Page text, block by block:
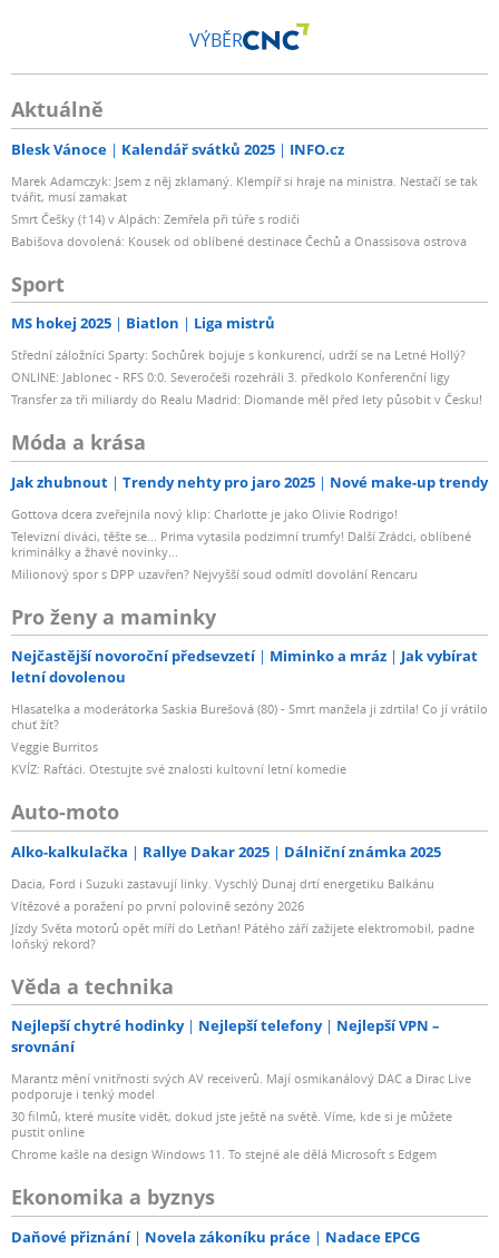
VÝBĚR
Aktuálně
Blesk Vánoce Kalendář svátků 2025 INFO.cz
Marek Adamczyk: Jsem z něj zklamaný. Klempíř si hraje na ministra. Nestačí se tak
tvářit, musí zamakat
Smrt Češky (†14) v Alpách: Zemřela při túře s rodiči
Babišova dovolená: Kousek od oblíbené destinace Čechů a Onassisova ostrova
Sport
MS hokej 2025 Biatlon Liga mistrů
Střední záložníci Sparty: Sochůrek bojuje s konkurencí, udrží se na Letné Hollý?
ONLINE: Jablonec - RFS 0:0. Severočeši rozehráli 3. předkolo Konferenční ligy
Transfer za tři miliardy do Realu Madrid: Diomande měl před lety působit v Česku!
Móda a krása
Jak zhubnout Trendy nehty pro jaro 2025 Nové make-up trendy
Gottova dcera zveřejnila nový klip: Charlotte je jako Olivie Rodrigo!
Televizní diváci, těšte se... Prima vytasila podzimní trumfy! Další Zrádci, oblíbené
kriminálky a žhavé novinky...
Milionový spor s DPP uzavřen? Nejvyšší soud odmítl dovolání Rencaru
Pro ženy a maminky
Nejčastější novoroční předsevzetí Miminko a mráz
Jak vybírat
letní dovolenou
Hlasatelka a moderátorka Saskia Burešová (80) - Smrt manžela ji zdrtila! Co jí vrátilo
chuť žít?
Veggie Burritos
KVÍZ: Rafťáci. Otestujte své znalosti kultovní letní komedie
Auto-moto
Alko-kalkulačka Rallye Dakar 2025 Dálniční známka 2025
Dacia, Ford i Suzuki zastavují linky. Vyschlý Dunaj drtí energetiku Balkánu
Vítězové a poražení po první polovině sezóny 2026
Jízdy Světa motorů opět míří do Letňan! Pátého září zažijete elektromobil, padne
loňský rekord?
Věda a technika
Nejlepší chytré hodinky Nejlepší telefony
Nejlepší VPN –
srovnání
Marantz mění vnitřnosti svých AV receiverů. Mají osmikanálový DAC a Dirac Live
podporuje i tenký model
30 filmů, které musíte vidět, dokud jste ještě na světě. Víme, kde si je můžete
pustit online
Chrome kašle na design Windows 11. To stejné ale dělá Microsoft s Edgem
Ekonomika a byznys
Daňové přiznání Novela zákoníku práce Nadace EPCG